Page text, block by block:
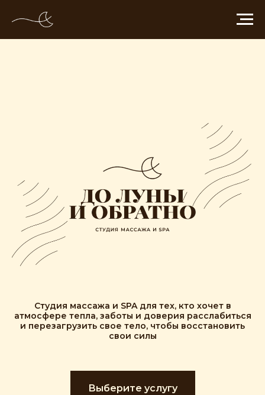
Студия массажа и SPA для тех, кто хочет в
атмосфере тепла, заботы и доверия расслабиться
и перезагрузить свое тело, чтобы восстановить
свои силы
Выберите услугу